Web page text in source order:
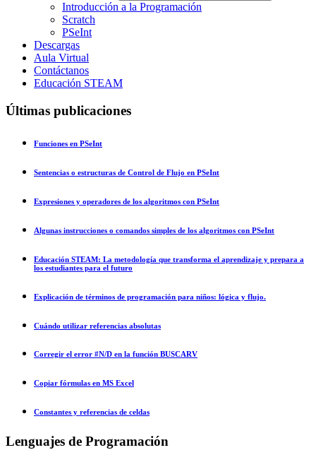
Introducción a la Programación
Scratch
PSeInt
Descargas
Aula Virtual
Contáctanos
Educación STEAM
Últimas publicaciones
Funciones en PSeInt
Sentencias o estructuras de Control de Flujo en PSeInt
Expresiones y operadores de los algoritmos con PSeInt
Algunas instrucciones o comandos simples de los algoritmos con PSeInt
Educación STEAM: La metodología que transforma el aprendizaje y prepara a
los estudiantes para el futuro
Explicación de términos de programación para niños: lógica y flujo.
Cuándo utilizar referencias absolutas
Corregir el error #N/D en la función BUSCARV
Copiar fórmulas en MS Excel
Constantes y referencias de celdas
Lenguajes de Programación